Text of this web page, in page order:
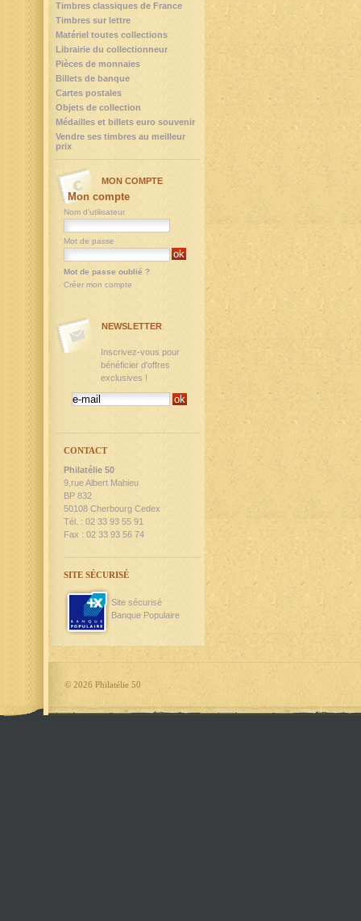
Timbres classiques de France
Timbres sur lettre
Matériel toutes collections
Librairie du collectionneur
Pièces de monnaies
Billets de banque
Cartes postales
Objets de collection
Médailles et billets euro souvenir
Vendre ses timbres au meilleur
prix
MON COMPTE
Mon compte
Nom d'utilisateur
Mot de passe
Mot de passe oublié ?
Créer mon compte
NEWSLETTER
Inscrivez-vous pour
bénéficier d'offres
exclusives !
CONTACT
Philatélie 50
9,rue Albert Mahieu
BP 832
50108 Cherbourg Cedex
Tél. : 02 33 93 55 91
Fax : 02 33 93 56 74
SITE SÉCURISÉ
Site sécurisé
Banque Populaire
© 2026 Philatélie 50